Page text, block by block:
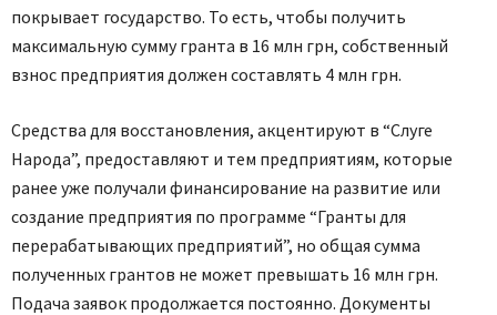
покрывает государство. То есть, чтобы получить
максимальную сумму гранта в 16 млн грн, собственный
взнос предприятия должен составлять 4 млн грн.
Средства для восстановления, акцентируют в “Слуге
Народа”, предоставляют и тем предприятиям, которые
ранее уже получали финансирование на развитие или
создание предприятия по программе “Гранты для
перерабатывающих предприятий”, но общая сумма
полученных грантов не может превышать 16 млн грн.
Подача заявок продолжается постоянно. Документы